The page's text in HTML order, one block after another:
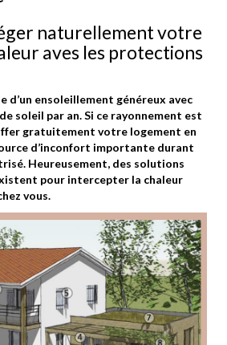
naturellement votre
aves les protections
d’un ensoleillement généreux avec
soleil par an. Si ce rayonnement est
gratuitement votre logement en
d’inconfort importante durant
Heureusement, des solutions
pour intercepter la chaleur
vous.